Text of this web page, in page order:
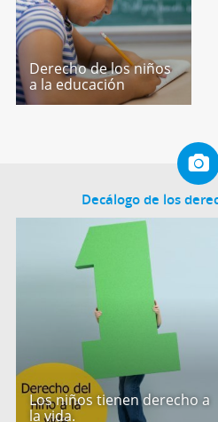
Derecho de los niños
a la educación
Decálogo de los
Los niños tienen derecho a
la vida.